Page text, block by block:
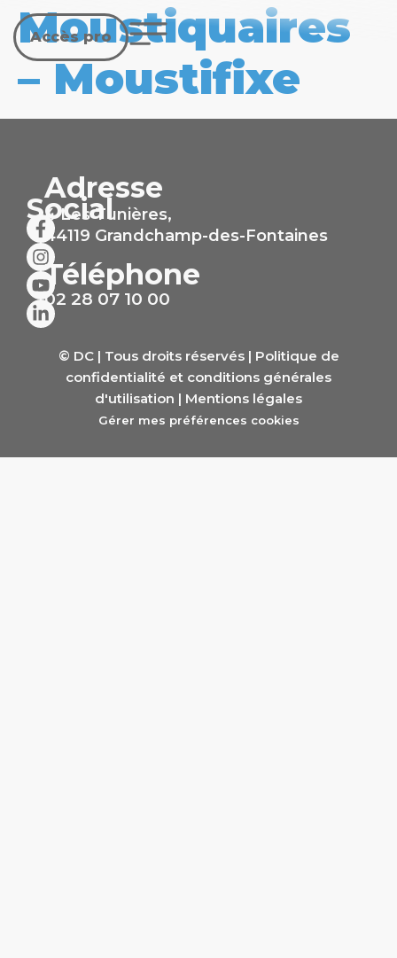
Accès pro
Moustiquaires
– Moustifixe
Social
Adresse
4 Les Tunières,
44119 Grandchamp-des-Fontaines
Téléphone
02 28 07 10 00
© DC | Tous droits réservés | Politique de
confidentialité et conditions générales
d'utilisation | Mentions légales
Gérer mes préférences cookies